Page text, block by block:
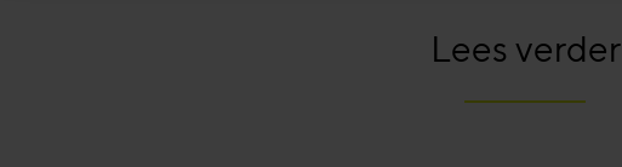
Lees verder